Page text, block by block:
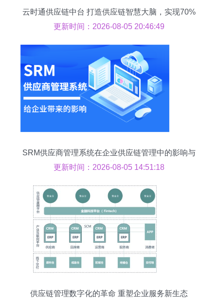
云时通供应链中台 打造供应链智慧大脑，实现70%
订单交易自动化
更新时间：2026-08-05 20:46:49
SRM供应商管理系统在企业供应链管理中的影响与
优势
更新时间：2026-08-05 14:51:18
供应链管理数字化的革命 重塑企业服务新生态